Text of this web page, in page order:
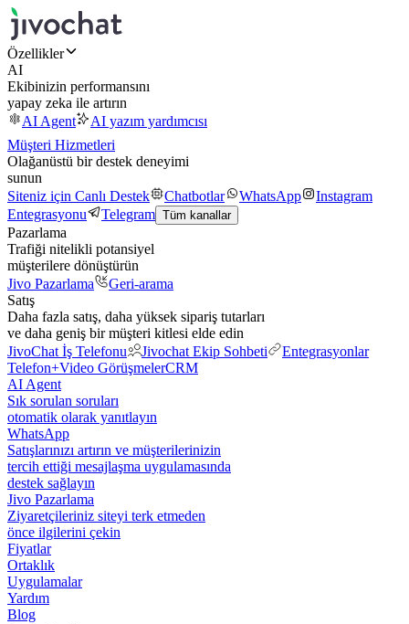
Özellikler
AI
Ekibinizin performansını
yapay zeka ile artırın
AI Agent
AI yazım yardımcısı
Müşteri Hizmetleri
Olağanüstü bir destek deneyimi
sunun
Siteniz için Canlı Destek
Chatbotlar WhatsApp
Instagram
Entegrasyonu
Telegram Tüm kanallar
Pazarlama
Trafiği nitelikli potansiyel
müşterilere dönüştürün
Jivo Pazarlama
Geri-arama
Satış
Daha fazla satış, daha yüksek sipariş tutarları
ve daha geniş bir müşteri kitlesi elde edin
JivoChat İş Telefonu
Jivochat Ekip Sohbeti
Entegrasyonlar
Telefon+Video GörüşmelerCRM
AI Agent
Sık sorulan soruları
otomatik olarak yanıtlayın
WhatsApp
Satışlarınızı artırın ve müşterilerinizin
tercih ettiği mesajlaşma uygulamasında
destek sağlayın
Jivo Pazarlama
Ziyaretçileriniz siteyi terk etmeden
önce ilgilerini çekin
Fiyatlar
Ortaklık
Uygulamalar
Yardım
Blog